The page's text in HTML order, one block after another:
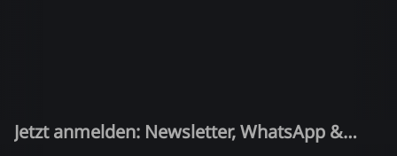
Jetzt anmelden: Newsletter, WhatsApp &